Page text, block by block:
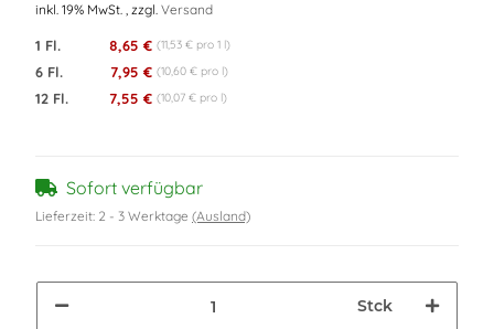
inkl. 19% MwSt. , zzgl. Versand
1 Fl. 8,65 € (11,53 € pro 1 l)
6 Fl. 7,95 € (10,60 € pro l)
12 Fl. 7,55 € (10,07 € pro l)
Sofort verfügbar
Lieferzeit: 2 - 3 Werktage (Ausland)
Stck